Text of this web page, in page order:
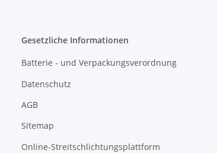
Gesetzliche Informationen
Batterie - und Verpackungsverordnung
Datenschutz
AGB
Sitemap
Online-Streitschlichtungsplattform